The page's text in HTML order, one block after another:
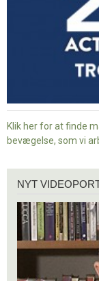
Klik her for at finde
bevægelse, som vi
videoportræt
NYT